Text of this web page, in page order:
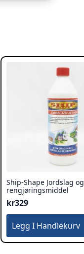
Ship-Shape Jordslag og
rengjøringsmiddel
kr329
Legg I Handlekurv